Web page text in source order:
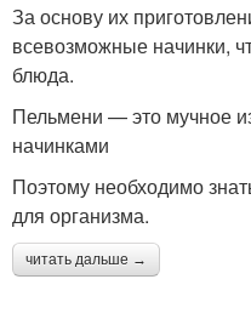
За основу их
всевозможные начинки,
блюда.
Пельмени — это мучное
начинками
Поэтому необходимо
для организма.
читать дальше →